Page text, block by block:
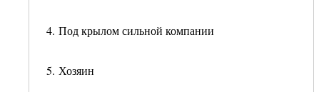
4. Под крылом сильной компании
5. Хозяин